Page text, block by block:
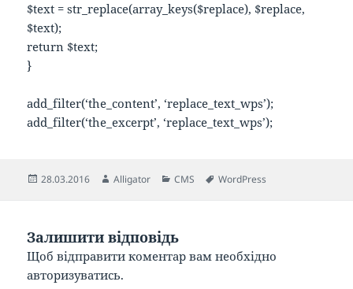
$text = str_replace(array_keys($replace), $replace,
$text);
return $text;
}
add_filter(‘the_content’, ‘replace_text_wps’);
add_filter(‘the_excerpt’, ‘replace_text_wps’);
Опубліковано
28.03.2016 Автор
Alligator Категорії
CMS Позначки
WordPress
Залишити відповідь
Щоб відправити коментар вам необхідно
авторизуватись.